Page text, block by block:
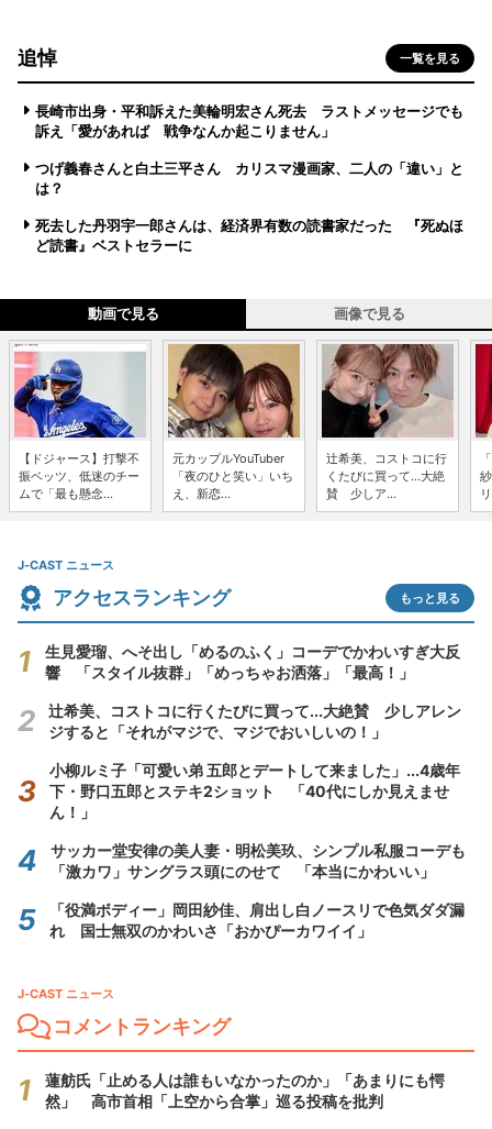
追悼 一覧を見る
長崎市出身・平和訴えた美輪明宏さん死去 ラストメッセージでも
訴え「愛があれば 戦争なんか起こりません」
つげ義春さんと白土三平さん カリスマ漫画家、二人の「違い」と
は？
死去した丹羽宇一郎さんは、経済界有数の読書家だった 『死ぬほ
ど読書』ベストセラーに
動画で見る 画像で見る
【ドジャース】打撃不
振ベッツ、低迷のチー
ムで「最も懸念...
元カップルYouTuber
「夜のひと笑い」いち
え、新恋...
辻希美、コストコに行
くたびに買って...大絶
賛 少しア...
J-CAST ニュース
アクセスランキング もっと見る
生見愛瑠、へそ出し「めるのふく」コーデでかわいすぎ大反
響 「スタイル抜群」「めっちゃお洒落」「最高！」
辻希美、コストコに行くたびに買って...大絶賛 少しアレン
ジすると「それがマジで、マジでおいしいの！」
小柳ルミ子「可愛い弟 五郎とデートして来ました」...4歳年
下・野口五郎とステキ2ショット 「40代にしか見えませ
ん！」
サッカー堂安律の美人妻・明松美玖、シンプル私服コーデも
「激カワ」サングラス頭にのせて 「本当にかわいい」
「役満ボディー」岡田紗佳、肩出し白ノースリで色気ダダ漏
れ 国士無双のかわいさ「おかぴーカワイイ」
J-CAST ニュース
コメントランキング
蓮舫氏「止める人は誰もいなかったのか」「あまりにも愕
然」 高市首相「上空から合掌」巡る投稿を批判